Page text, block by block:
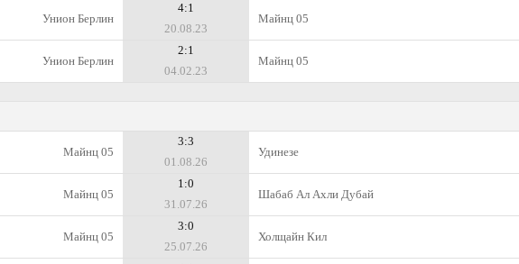
Унион Берлин
4:1
20.08.23
Майнц 05
Унион Берлин
2:1
04.02.23
Майнц 05
Майнц 05
3:3
01.08.26
Удинезе
Майнц 05
1:0
31.07.26
Шабаб Ал Ахли Дубай
Майнц 05
3:0
25.07.26
Холщайн Кил